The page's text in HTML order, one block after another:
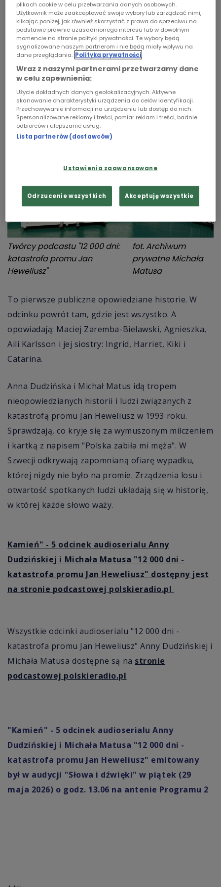
Chopin
Podcasty
W piątym odcinku audioserialu "12 000 dni -
katastrofa promu Jan Heweliusz" historia 11-
letniej Agnieszki, która 32 lata temu straciła
rodzinę na Heweliuszu oraz sześciu córek
szwedzkiego kierowcy ciężarówki, który
niespodziewanie znalazł się na polskim promie.
Ciała ich ojca oraz mamy Agnieszki, nigdy nie
odnaleziono.
Twórcy podcastu "12 000 dni:
katastrofa promu Jan
Heweliusz"
fot. Archiwum
prywatne Michała
Matusa
To pierwsze publiczne opowiedziane historie. W
odcinku powrót tam, gdzie jest wszystko. A
opowiadają: Maciej Zaremba-Bielawski, Agnieszka,
Aili Karlsson i jej siostry: Ingrid, Harriet, Kiki i
Catarina.
Anna Dudzińska i Michał Matus idą tropem
nieopowiedzianych historii i ludzi związanych z
katastrofą promu Jan Heweliusz w 1993 roku.
Sprawdzają, co kryje się za wymuszonym milczeniem
i kartką z napisem "Polska zabiła mi męża". W
Szwecji odkrywają zapomnianą ofiarę wypadku,
której nigdy nie było na promie. Zrządzenia losu i
otwartość spotkanych ludzi układają się w historię,
w której każde słowo waży.
Kamień" - 5 odcinek audioserialu Anny
Dudzińskiej i Michała Matusa "12 000 dni -
katastrofa promu Jan Heweliusz" dostępny jest
na stronie podcastowej polskieradio.pl
Wszystkie odcinki audioserialu "12 000 dni -
katastrofa promu Jan Heweliusz" Anny Dudzińskiej i
Michała Matusa dostępne są na stronie
podcastowej polskieradio.pl
"Kamień" - 5 odcinek audioserialu Anny
Dudzińskiej i Michała Matusa "12 000 dni -
katastrofa promu Jan Heweliusz" emitowany
był w audycji "Słowa i dźwięki" w piątek (29
maja 2026) o godz. 13.06 na antenie Programu 2
plikach cookie w celu przetwarzania danych osobowych.
Użytkownik może zaakceptować swoje wybory lub zarządzać nimi,
klikając poniżej, jak również skorzystać z prawa do sprzeciwu na
podstawie prawnie uzasadnionego interesu lub w dowolnym
momencie na stronie polityki prywatności. Te wybory będą
sygnalizowane naszym partnerom i nie będą miały wpływu na
dane przeglądania. Polityka prywatności
Wraz z naszymi partnerami przetwarzamy dane
w celu zapewnienia:
Użycie dokładnych danych geolokalizacyjnych. Aktywne
skanowanie charakterystyki urządzenia do celów identyfikacji.
Przechowywanie informacji na urządzeniu lub dostęp do nich.
Spersonalizowane reklamy i treści, pomiar reklam i treści, badnie
odbiorców i ulepszanie usług.
Lista partnerów (dostawców)
Ustawienia zaawansowane
Odrzucenie wszystkich Akceptuję wszystkie